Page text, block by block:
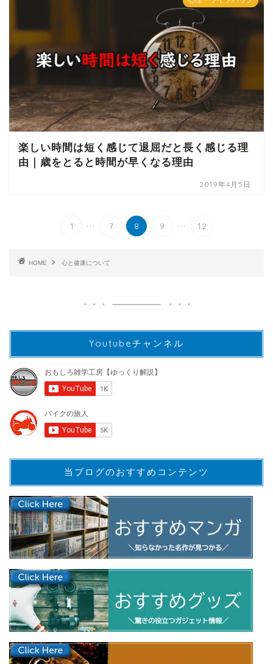
楽しい時間は短く感じて退屈だと長く感じる理
由｜歳をとると時間が早くなる理由
2019年4月5日
1 ... 7 8 9 ... 12
HOME 心と健康について
Youtubeチャンネル
当ブログのおすすめコンテンツ